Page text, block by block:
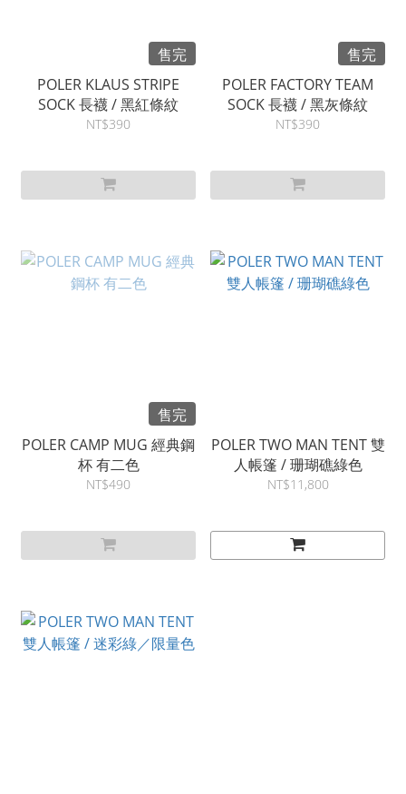
售完
POLER KLAUS STRIPE
SOCK 長襪 / 黑紅條紋
NT$390
售完
POLER FACTORY TEAM
SOCK 長襪 / 黑灰條紋
NT$390
售完
POLER CAMP MUG 經典鋼
杯 有二色
NT$490
POLER TWO MAN TENT 雙
人帳篷 / 珊瑚礁綠色
NT$11,800